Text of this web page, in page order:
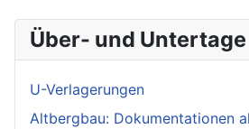
Über- und Untertage
U-Verlagerungen
Altbergbau: Dokumentationen